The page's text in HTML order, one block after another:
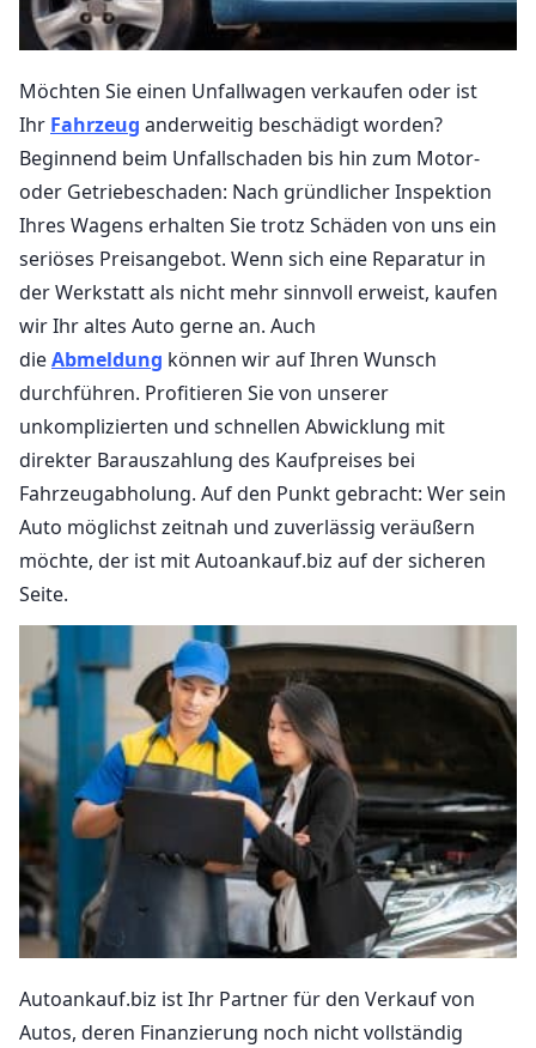
Möchten Sie einen Unfallwagen verkaufen oder ist
Ihr Fahrzeug anderweitig beschädigt worden?
Beginnend beim Unfallschaden bis hin zum Motor-
oder Getriebeschaden: Nach gründlicher Inspektion
Ihres Wagens erhalten Sie trotz Schäden von uns ein
seriöses Preisangebot. Wenn sich eine Reparatur in
der Werkstatt als nicht mehr sinnvoll erweist, kaufen
wir Ihr altes Auto gerne an. Auch
dieAbmeldung können wir auf Ihren Wunsch
durchführen. Profitieren Sie von unserer
unkomplizierten und schnellen Abwicklung mit
direkter Barauszahlung des Kaufpreises bei
Fahrzeugabholung. Auf den Punkt gebracht: Wer sein
Auto möglichst zeitnah und zuverlässig veräußern
möchte, der ist mit Autoankauf.biz auf der sicheren
Seite.
Autoankauf.biz ist Ihr Partner für den Verkauf von
Autos, deren Finanzierung noch nicht vollständig